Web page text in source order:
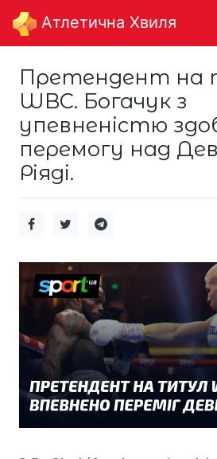
Aтлетична Хвиля
Претендент на
WBC. Богачук з
упевненістю
перемогу над
Ріяді.